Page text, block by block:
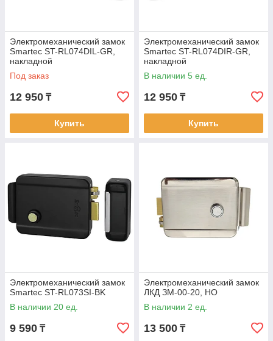
Электромеханический замок
Smartec ST-RL074DIL-GR,
накладной
Под заказ
12 950 ₸
Купить
Электромеханический замок
Smartec ST-RL074DIR-GR,
накладной
В наличии 5 ед.
12 950 ₸
Купить
Электромеханический замок
Smartec ST-RL073SI-BK
В наличии 20 ед.
9 590 ₸
Электромеханический замок
ЛКД ЗM-00-20, НО
В наличии 2 ед.
13 500 ₸